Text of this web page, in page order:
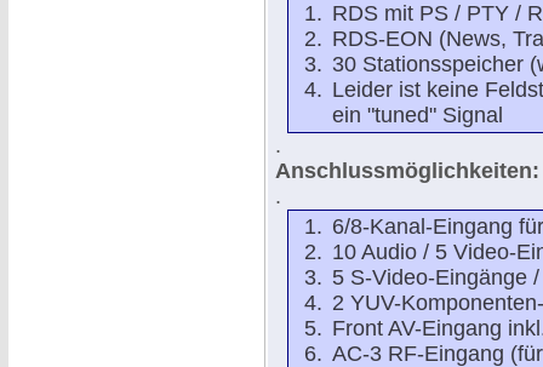
RDS mit PS / PTY /
RDS-EON (News,
30 Stationsspeicher
Leider ist keine
ein "tuned" Signal
.
Anschlussmöglichkeiten:
.
6/8-Kanal-Eingang
10 Audio / 5 Video-
5 S-Video-Eingänge
2 YUV-
Front AV-Eingang
AC-3 RF-Eingang